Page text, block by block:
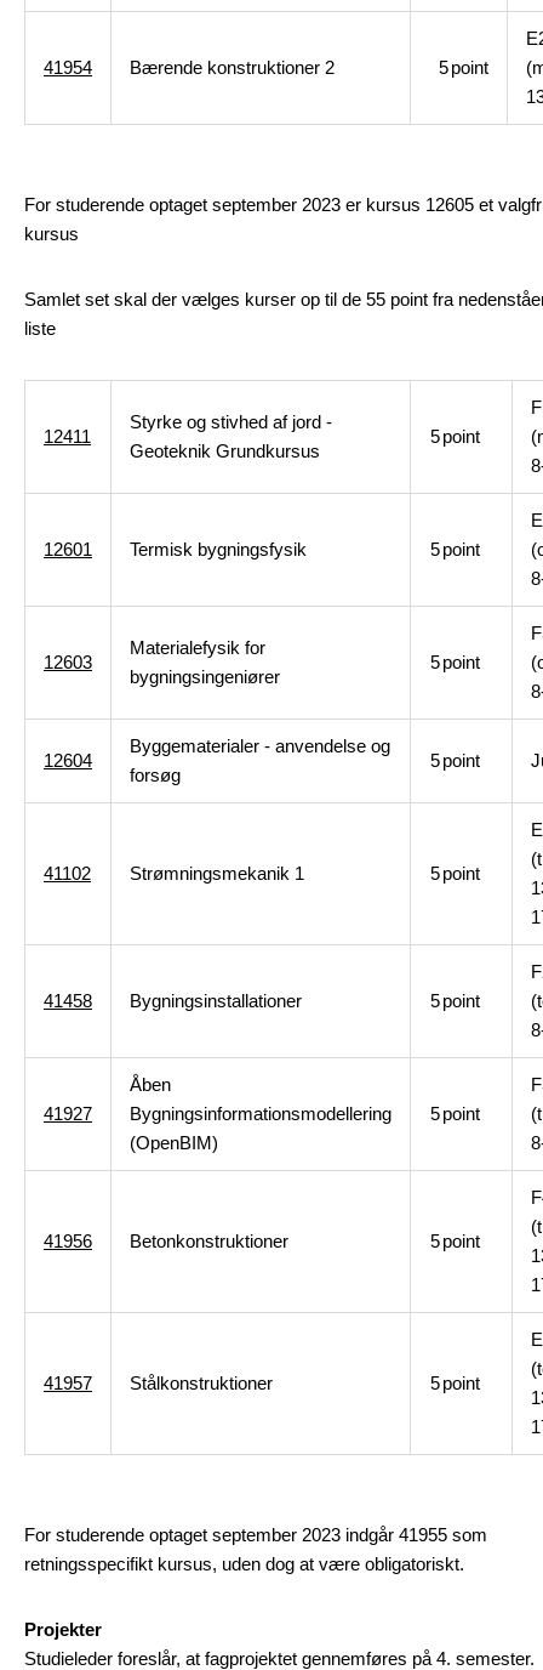
41954 Bærende konstruktioner 2 5point
For studerende optaget september 2023 er kursus 12605 et
kursus
Samlet set skal der vælges kurser op til de 55 point fra
liste
12411
Styrke og stivhed af jord -
Geoteknik Grundkursus
5point
12601 Termisk bygningsfysik 5point
12603
Materialefysik for
bygningsingeniører
5point
12604
Byggematerialer - anvendelse og
forsøg
5point
41102 Strømningsmekanik 1 5point
41458 Bygningsinstallationer 5point
41927
Åben
Bygningsinformationsmodellering
(OpenBIM)
5point
41956 Betonkonstruktioner 5point
41957 Stålkonstruktioner 5point
For studerende optaget september 2023 indgår 41955 som
retningsspecifikt kursus, uden dog at være obligatoriskt.
Projekter
Studieleder foreslår, at fagprojektet gennemføres på 4. semester.